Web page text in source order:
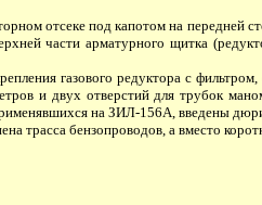
отсеке под капотом на передней
части арматурного щитка
газового редуктора с
и двух отверстий для трубок
на ЗИЛ-156А, введены
трасса бензопроводов, а вместо